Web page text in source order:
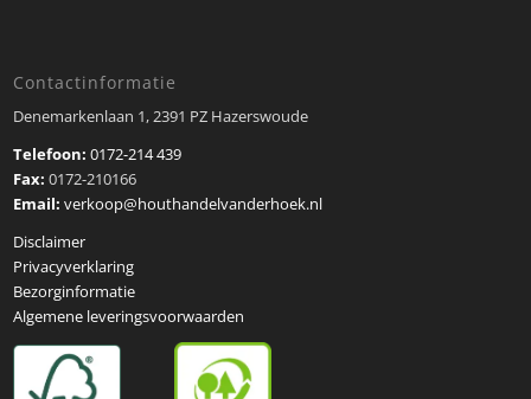
Contactinformatie
Denemarkenlaan 1, 2391 PZ Hazerswoude
Telefoon:0172-214 439
Fax:0172-210166
Email: verkoop@houthandelvanderhoek.nl
Disclaimer
Privacyverklaring
Bezorginformatie
Algemene leveringsvoorwaarden